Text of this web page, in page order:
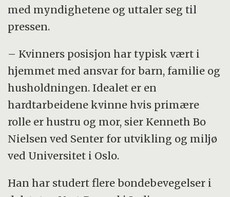
med myndighetene og uttaler seg til
pressen.
– Kvinners posisjon har typisk vært i
hjemmet med ansvar for barn, familie og
husholdningen. Idealet er en
hardtarbeidene kvinne hvis primære
rolle er hustru og mor, sier Kenneth Bo
Nielsen ved Senter for utvikling og miljø
ved Universitet i Oslo.
Han har studert flere bondebevegelser i